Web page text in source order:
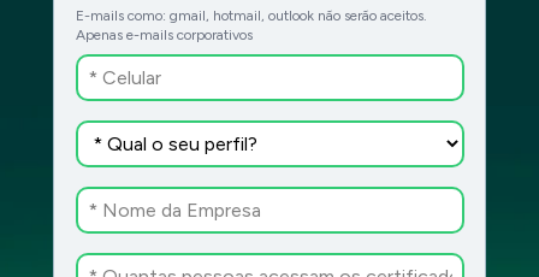
E-mails como: gmail, hotmail, outlook não serão aceitos.
Apenas e-mails corporativos